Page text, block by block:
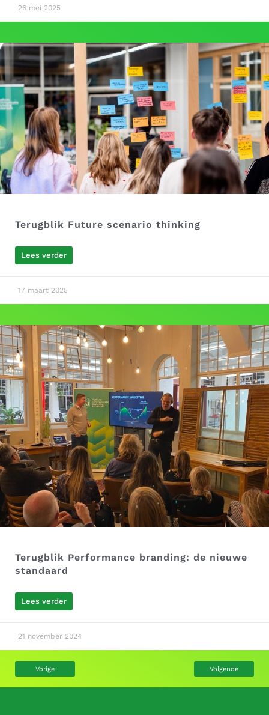
26 mei 2025
Terugblik Future scenario thinking
Lees verder
17 maart 2025
Terugblik Performance branding: de nieuwe
standaard
Lees verder
21 november 2024
Vorige Volgende